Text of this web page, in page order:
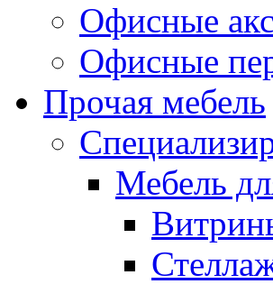
Офисные
Офисные
Прочая мебель
Мебель